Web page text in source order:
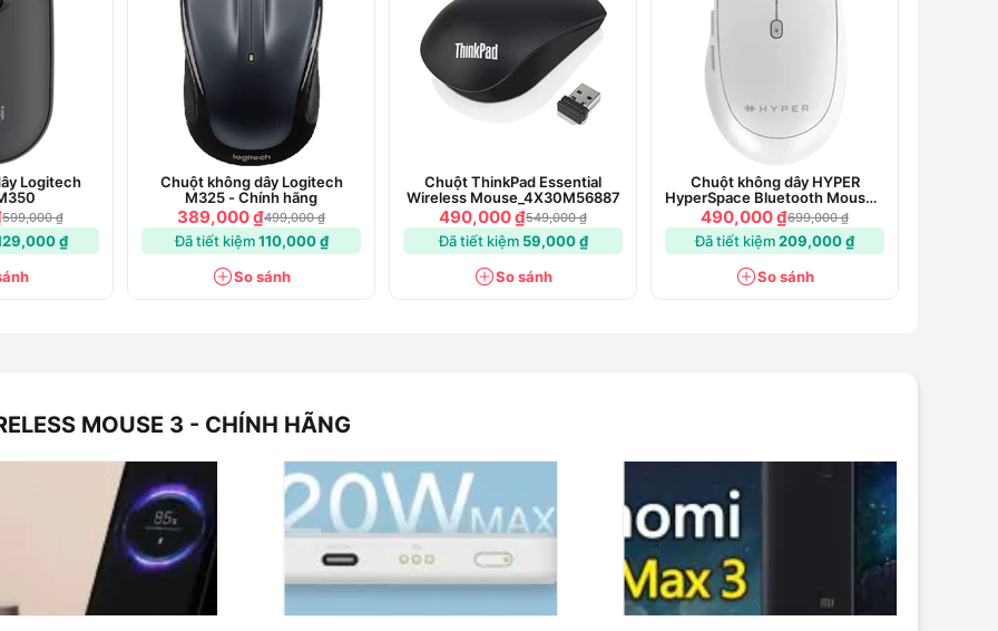
Logitech
599,000 ₫
₫
Chuột không dây Logitech
M325 - Chính hãng
389,000 ₫499,000 ₫
Đã tiết kiệm110,000 ₫
So sánh
Chuột ThinkPad Essential
Wireless Mouse_4X30M56887
490,000 ₫549,000 ₫
Đã tiết kiệm 59,000 ₫
So sánh
Chuột không dây HYPER
HyperSpace Bluetooth Mouse -
HS2100GL
490,000 ₫699,000 ₫
Đã tiết kiệm209,000 ₫
So sánh
MOUSE 3 - CHÍNH HÃNG